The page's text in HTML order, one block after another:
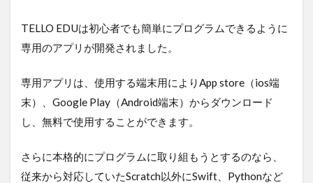
TELLO EDUは初心者でも簡単にプログラムできるように
専用のアプリが開発されました。
専用アプリは、使用する端末用によりApp store（ios端
末）、Google Play（Android端末）からダウンロード
し、無料で使用することができます。
さらに本格的にプログラムに取り組もうとするのなら、
従来から対応していたScratch以外にSwift、Pythonなど